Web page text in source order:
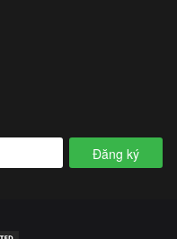
Đăng ký